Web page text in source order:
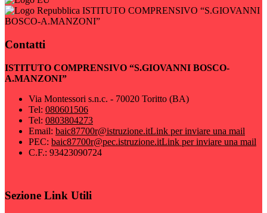
ISTITUTO COMPRENSIVO “S.GIOVANNI
BOSCO-A.MANZONI”
Contatti
ISTITUTO COMPRENSIVO “S.GIOVANNI BOSCO-
A.MANZONI”
Via Montessori s.n.c. - 70020 Toritto (BA)
Tel: 080601506
Tel: 0803804273
Email: baic87700r@istruzione.itLink per inviare una mail
PEC: baic87700r@pec.istruzione.itLink per inviare una mail
C.F.: 93423090724
Sezione Link Utili